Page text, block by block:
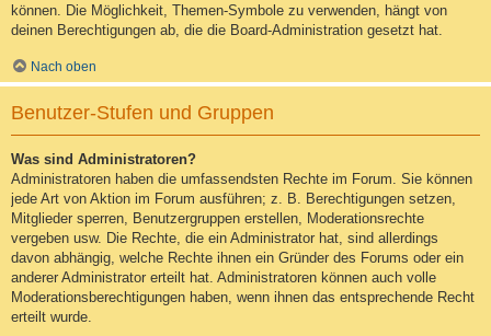
können. Die Möglichkeit, Themen-Symbole zu verwenden, hängt von
deinen Berechtigungen ab, die die Board-Administration gesetzt hat.
Nach oben
Benutzer-Stufen und Gruppen
Was sind Administratoren?
Administratoren haben die umfassendsten Rechte im Forum. Sie können
jede Art von Aktion im Forum ausführen; z. B. Berechtigungen setzen,
Mitglieder sperren, Benutzergruppen erstellen, Moderationsrechte
vergeben usw. Die Rechte, die ein Administrator hat, sind allerdings
davon abhängig, welche Rechte ihnen ein Gründer des Forums oder ein
anderer Administrator erteilt hat. Administratoren können auch volle
Moderationsberechtigungen haben, wenn ihnen das entsprechende Recht
erteilt wurde.